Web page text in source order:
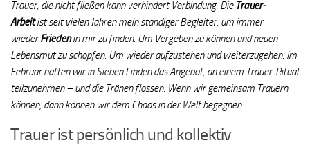
Trauer, die nicht fließen kann verhindert Verbindung. Die Trauer-
Arbeitist seit vielen Jahren mein ständiger Begleiter, um immer
wiederFriedenin mir zu finden. Um Vergeben zu können und neuen
Lebensmut zu schöpfen. Um wieder aufzustehen und weiterzugehen. Im
Februar hatten wir in Sieben Linden das Angebot, an einem Trauer-Ritual
teilzunehmen – und die Tränen flossen: Wenn wir gemeinsam Trauern
können, dann können wir dem Chaos in der Welt begegnen.
Trauer ist persönlich und kollektiv